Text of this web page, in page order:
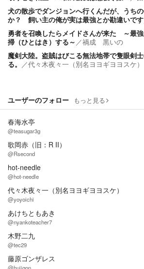
犬の散歩でダンジョンへ行くんだが、うち
か？ 飼い主の俺が実は最強とか勘違いです
勇者を召喚したらメイドさんが来た ～最
掃（ひとはき）する～ ／禍成 黒いの
魔剣大陸。盗賊はびこる無法地帯で隻眼剣
る。 ／代々木夜々一（別名ヨヨギヨヨスケ）
ユーザーのフォロー もっと見る
春海水亭
@teasugar3g
歌岡赤（旧：R II）
@Rsecond
hot-needle
@hot-needle
代々木夜々一（別名ヨヨギヨヨスケ）
@yoyoichi
あけちともあき
@nyankoteacher7
木野二九
@tec29
藤原ゴンザレス